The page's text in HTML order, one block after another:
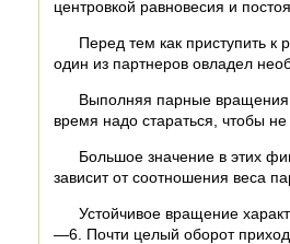
центровкой равновесия и
Перед тем как приступить
один из партнеров овладел
Выполняя парные
время надо стараться, чтобы не
Большое значение в этих
зависит от соотношения веса
Устойчивое вращение
—6. Почти целый оборот